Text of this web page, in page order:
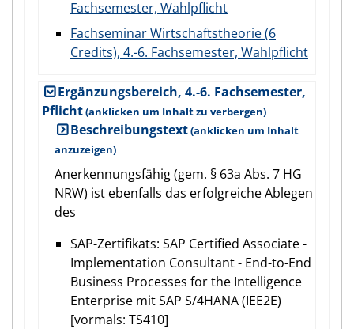
Fachsemester, Wahlpflicht
Fachseminar Wirtschaftstheorie (6
Credits), 4.-6. Fachsemester, Wahlpflicht
Ergänzungsbereich, 4.-6. Fachsemester,
Pflicht
Beschreibungstext
Anerkennungsfähig (gem. § 63a Abs. 7 HG
NRW) ist ebenfalls das erfolgreiche Ablegen
des
SAP-Zertifikats: SAP Certified Associate -
Implementation Consultant - End-to-End
Business Processes for the Intelligence
Enterprise mit SAP S/4HANA (IEE2E)
[vormals: TS410]